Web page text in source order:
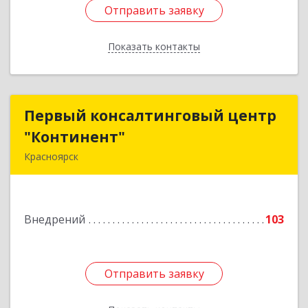
Отправить заявку
Показать контакты
Отправить заявку
Назад
Первый консалтинговый центр
"Континент"
Красноярск
Внедрений 103
Отправить заявку
Первый консалтинговый центр
Подробнее
Отправить заявку